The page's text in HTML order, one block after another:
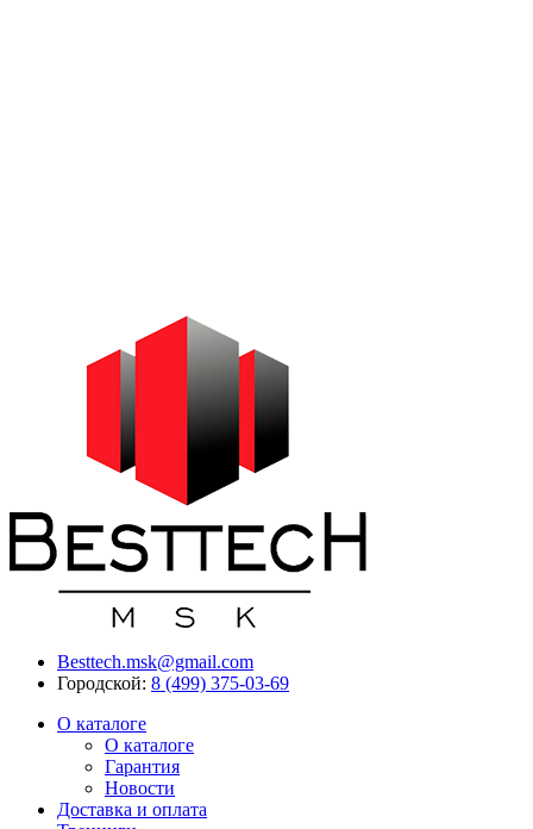
Besttech.msk@gmail.com
Городской: 8 (499) 375-03-69
О каталоге
О каталоге
Гарантия
Новости
Доставка и оплата